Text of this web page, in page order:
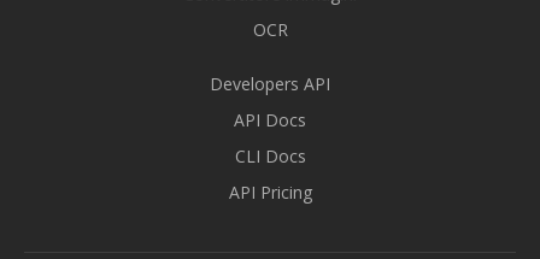
OCR
Developers API
API Docs
CLI Docs
API Pricing